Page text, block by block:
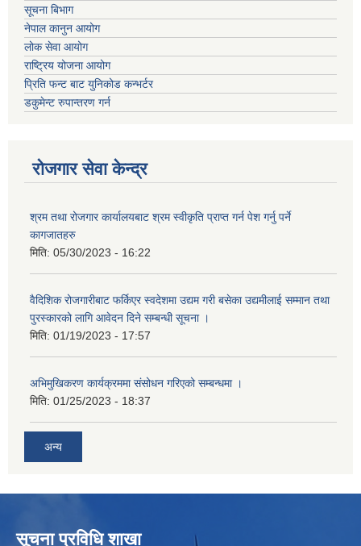
सूचना बिभाग
नेपाल कानुन आयोग
लोक सेवा आयोग
राष्ट्रिय योजना आयोग
प्रिति फन्ट बाट युनिकोड कन्भर्टर
डकुमेन्ट रुपान्तरण गर्न
रोजगार सेवा केन्द्र
श्रम तथा रोजगार कार्यालयबाट श्रम स्वीकृति प्राप्त गर्न पेश गर्नु पर्ने
कागजातहरु
मिति: 05/30/2023 - 16:22
वैदिशिक रोजगारीबाट फर्किएर स्वदेशमा उद्यम गरी बसेका उद्यमीलाई सम्मान तथा
पुरस्कारको लागि आवेदन दिने सम्बन्धी सूचना ।
मिति: 01/19/2023 - 17:57
अभिमुखिकरण कार्यक्रममा संसोधन गरिएको सम्बन्धमा ।
मिति: 01/25/2023 - 18:37
अन्य
सूचना प्रविधि शाखा